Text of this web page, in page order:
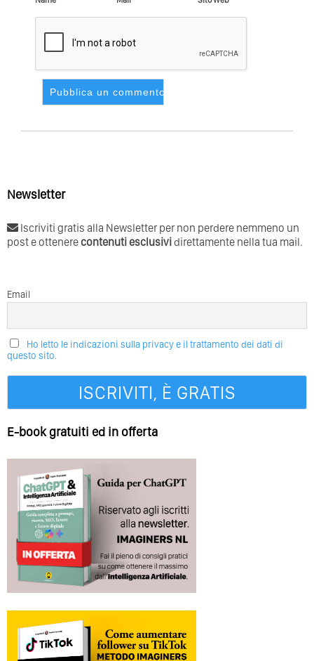
Newsletter
Iscriviti gratis alla Newsletter per non perdere nemmeno un
post e ottenerecontenuti esclusividirettamente nella tua mail.
Email
Ho letto le indicazioni sulla privacy e il trattamento dei dati di
questo sito.
E-book gratuiti ed in offerta